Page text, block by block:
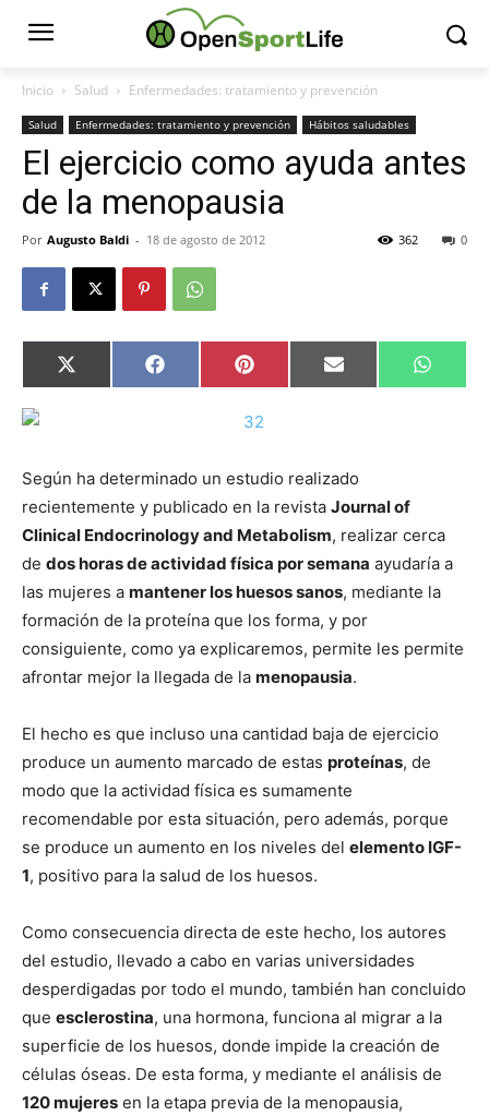
Inicio Salud Enfermedades: tratamiento y prevención
Salud Enfermedades: tratamiento y prevención Hábitos saludables
El ejercicio como ayuda antes
de la menopausia
Por Augusto Baldi - 18 de agosto de 2012 0
362
Compartir
en
X
(Twitter)
Compartir
en
Facebook Compartir
en
Pinterest Compartir
en
Email
en
Según ha determinado un estudio realizado
recientemente y publicado en la revista Journal of
Clinical Endocrinology and Metabolism, realizar cerca
de dos horas de actividad física por semana ayudaría a
las mujeres a mantener los huesos sanos, mediante la
formación de la proteína que los forma, y por
consiguiente, como ya explicaremos, permite les permite
afrontar mejor la llegada de la menopausia.
El hecho es que incluso una cantidad baja de ejercicio
produce un aumento marcado de estas proteínas, de
modo que la actividad física es sumamente
recomendable por esta situación, pero además, porque
se produce un aumento en los niveles del elemento IGF-
1, positivo para la salud de los huesos.
Como consecuencia directa de este hecho, los autores
del estudio, llevado a cabo en varias universidades
desperdigadas por todo el mundo, también han concluido
que esclerostina, una hormona, funciona al migrar a la
superficie de los huesos, donde impide la creación de
células óseas. De esta forma, y mediante el análisis de
120 mujeres en la etapa previa de la menopausia,